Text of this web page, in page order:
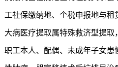
工社保缴纳地、个税申报地与租
大病医疗提取属特殊救济型提
职工本人、配偶、未成年子女患